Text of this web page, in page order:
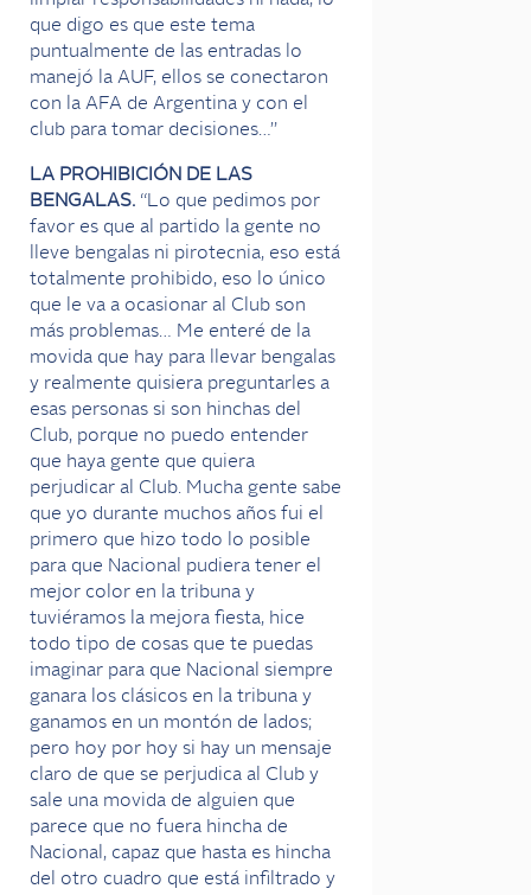
que digo es que este tema
puntualmente de las entradas lo
manejó la AUF, ellos se conectaron
con la AFA de Argentina y con el
club para tomar decisiones…”
LA PROHIBICIÓN DE LAS
BENGALAS. “Lo que pedimos por
favor es que al partido la gente no
lleve bengalas ni pirotecnia, eso está
totalmente prohibido, eso lo único
que le va a ocasionar al Club son
más problemas… Me enteré de la
movida que hay para llevar bengalas
y realmente quisiera preguntarles a
esas personas si son hinchas del
Club, porque no puedo entender
que haya gente que quiera
perjudicar al Club. Mucha gente sabe
que yo durante muchos años fui el
primero que hizo todo lo posible
para que Nacional pudiera tener el
mejor color en la tribuna y
tuviéramos la mejora fiesta, hice
todo tipo de cosas que te puedas
imaginar para que Nacional siempre
ganara los clásicos en la tribuna y
ganamos en un montón de lados;
pero hoy por hoy si hay un mensaje
claro de que se perjudica al Club y
sale una movida de alguien que
parece que no fuera hincha de
Nacional, capaz que hasta es hincha
del otro cuadro que está infiltrado y